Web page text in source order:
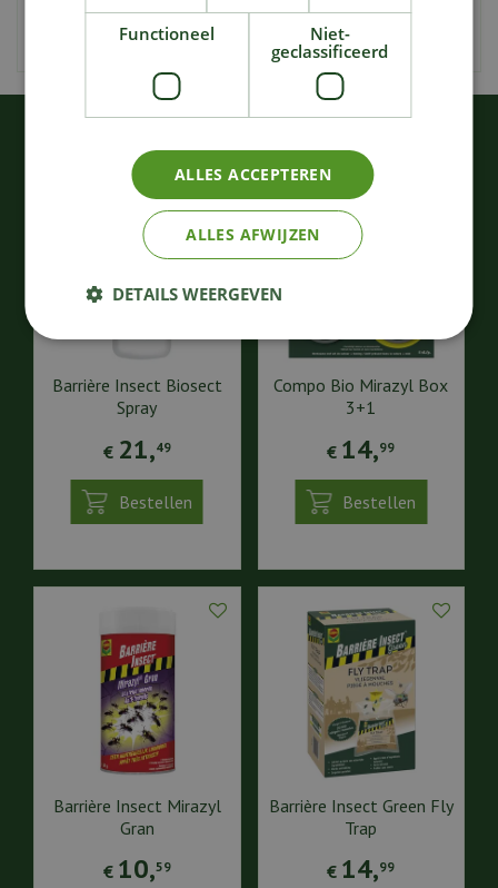
azijnvliegjes in de val gelokt. Eenmaal ze zijn gevangen,
kunnen ze er niet meer uit ontsnappen.
Barrière Insect Biosect
Spray
€ 21,49
Bestellen
Compo Bio Mirazyl Box
3+1
€ 14,99
Bestellen
Barrière Insect Mirazyl
Gran
€ 10,59
Barrière Insect Green Fly
Trap
€ 14,99
Functioneel
Niet-
geclassificeerd
ALLES ACCEPTEREN
ALLES AFWIJZEN
DETAILS WEERGEVEN